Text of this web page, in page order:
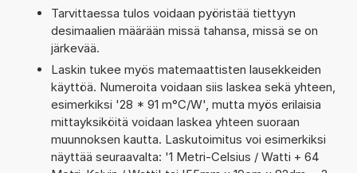
Tarvittaessa tulos voidaan pyöristää tiettyyn
desimaalien määrään missä tahansa, missä se on
järkevää.
Laskin tukee myös matemaattisten lausekkeiden
käyttöä. Numeroita voidaan siis laskea sekä yhteen,
esimerkiksi '28 * 91 m°C/W', mutta myös erilaisia
mittayksiköitä voidaan laskea yhteen suoraan
muunnoksen kautta. Laskutoimitus voi esimerkiksi
näyttää seuraavalta: '1 Metri-Celsius / Watti + 64